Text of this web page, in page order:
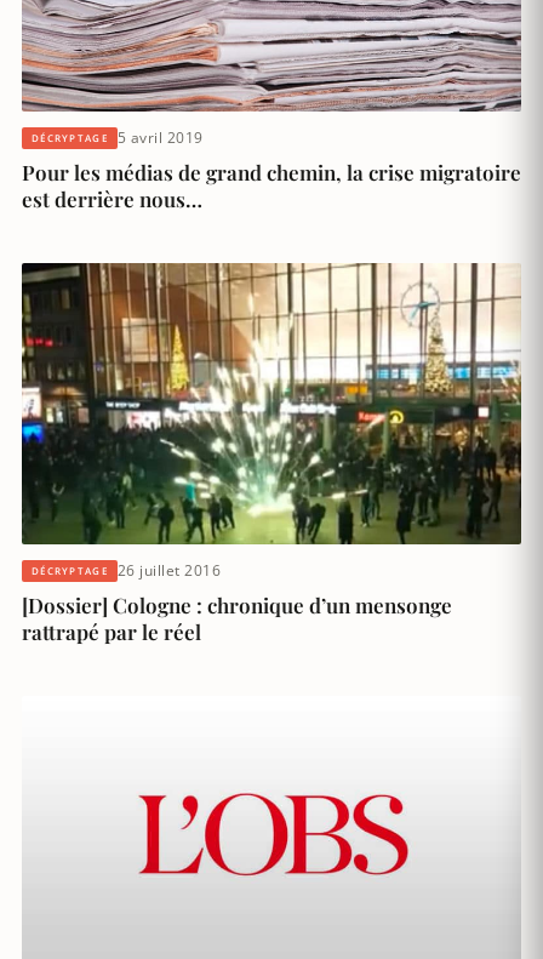
DÉCRYPTAGE 5 avril 2019
Pour les médias de grand chemin, la crise migratoire
est derrière nous…
DÉCRYPTAGE 26 juillet 2016
[Dossier] Cologne : chronique d’un mensonge
rattrapé par le réel